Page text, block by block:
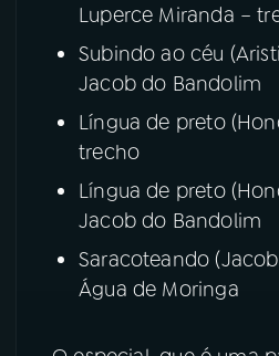
Luperce Miranda –
Subindo ao céu
Jacob do Bandolim
Língua de preto
trecho
Língua de preto
Jacob do Bandolim
Saracoteando
Água de Moringa